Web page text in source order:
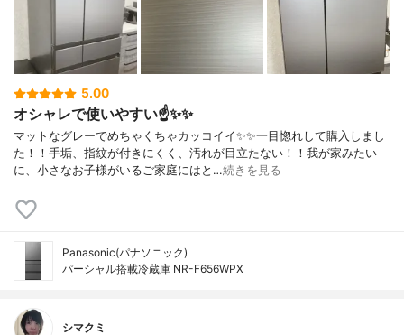
5.00
オシャレで使いやすい☝️✨✨
マットなグレーでめちゃくちゃカッコイイ✨✨一目惚れして購入しまし
た！！手垢、指紋が付きにくく、汚れが目立たない！！我が家みたい
に、小さなお子様がいるご家庭にはと…続きを見る
Panasonic(パナソニック)
パーシャル搭載冷蔵庫 NR-F656WPX
シマクミ